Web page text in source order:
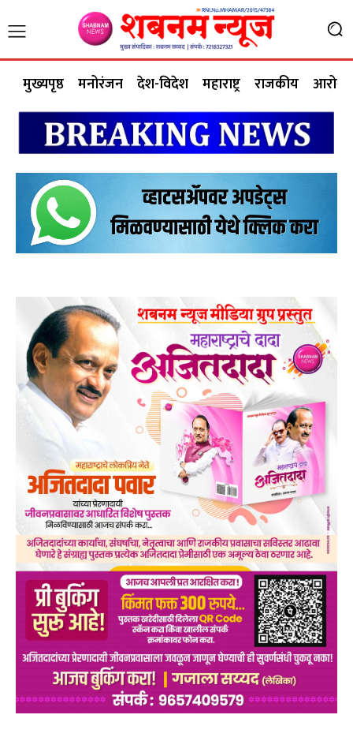
मुख्यपृष्ठ मनोरंजन देश-विदेश महाराष्ट्र राजकीय आरोग्य